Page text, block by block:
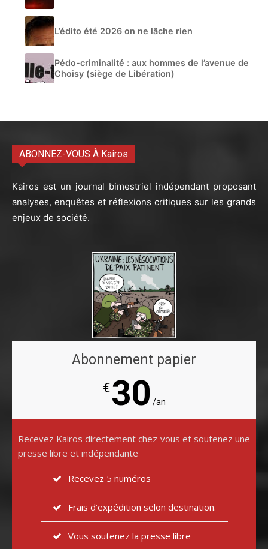
L’édito été 2026 on ne lâche rien
Pédo-criminalité : aux hommes de l’avenue de
Choisy (siège de Libération)
ABONNEZ-VOUS À Kairos
Kairos est un journal bimestriel indépendant proposant
analyses, enquêtes et réflexions critiques sur les grands
enjeux de société.
Abonnement papier
€30 /an
Recevez Kairos directement chez vous et soutenez une
presse libre et indépendante
Recevez 5 numéros
Frais d’expédition selon destination.
Vous soutenez la presse libre